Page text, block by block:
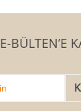
E-BÜLTEN’E